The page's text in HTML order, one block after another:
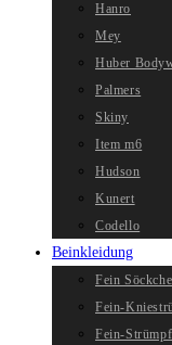
Hanro
Mey
Huber
Palmers
Skiny
Item m6
Hudson
Kunert
Codello
Beinkleidung
Fein
Fein-
Fein-